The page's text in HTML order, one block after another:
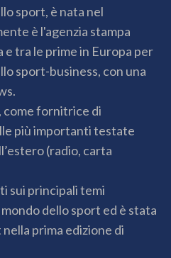
sport, è nata nel
è l'agenzia stampa
tra le prime in Europa per
sport-business, con una
come fornitrice di
più importanti testate
(radio, carta
sui principali temi
dello sport ed è stata
prima edizione di